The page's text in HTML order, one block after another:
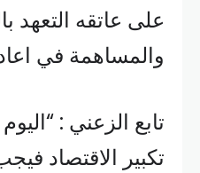
على عاتقه التعهد
والمساهمة في
تابع الزعني :
تكبير الاقتصاد